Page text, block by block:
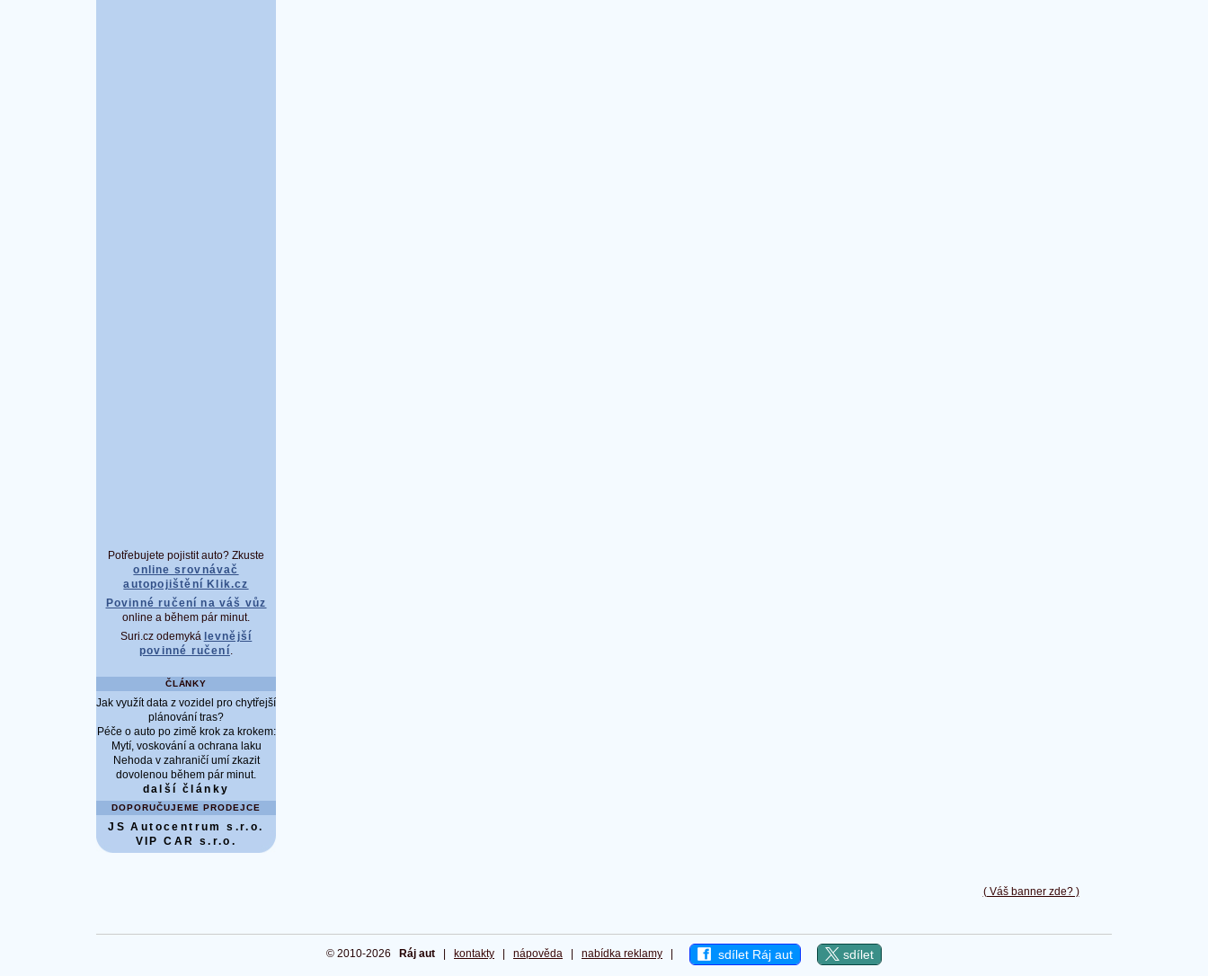
( Váš banner zde? )
Potřebujete pojistit auto? Zkuste
online srovnávač
autopojištění Klik.cz
Povinné ručení na váš vůz
online a během pár minut.
Suri.cz odemyká levnější
povinné ručení.
ČLÁNKY
Jak využít data z vozidel pro chytřejší
plánování tras?
Péče o auto po zimě krok za krokem:
Mytí, voskování a ochrana laku
Nehoda v zahraničí umí zkazit
dovolenou během pár minut.
další články
DOPORUČUJEME PRODEJCE
JS Autocentrum s.r.o.
VIP CAR s.r.o.
© 2010-2026 Ráj aut kontakty nápověda nabídka reklamy sdílet Ráj aut sdílet